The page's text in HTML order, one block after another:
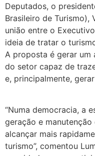
Deputados, o
Brasileiro de Turismo),
união entre o
ideia de tratar o
A proposta é gerar um
do setor capaz de
e, principalmente,
“Numa democracia, a
geração e
alcançar mais
turismo”, comentou